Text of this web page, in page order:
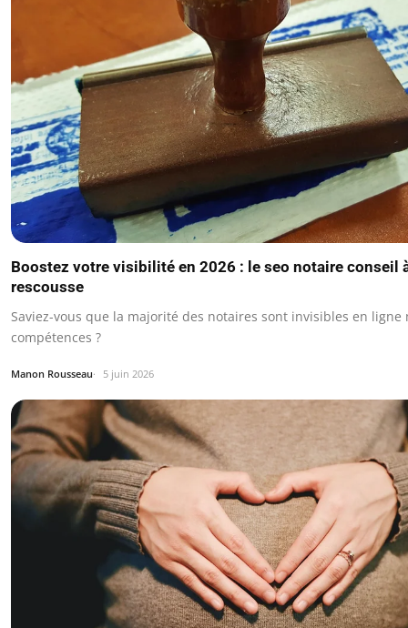
Boostez votre visibilité en 2026 : le seo notaire conseil
rescousse
Saviez-vous que la majorité des notaires sont invisibles en ligne
compétences ?
Manon Rousseau 5 juin 2026